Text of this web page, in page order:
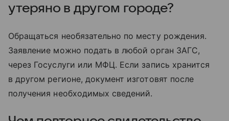
утеряно в другом городе?
Обращаться необязательно по месту рождения.
Заявление можно подать в любой орган ЗАГС,
через Госуслуги или МФЦ. Если запись хранится
в другом регионе, документ изготовят после
получения необходимых сведений.